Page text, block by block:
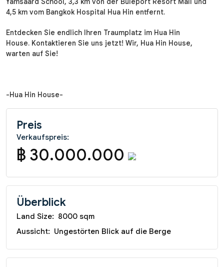
4,5 km vom Bangkok Hospital Hua Hin entfernt.
Entdecken Sie endlich Ihren Traumplatz im Hua Hin
House. Kontaktieren Sie uns jetzt! Wir, Hua Hin House,
warten auf Sie!
-Hua Hin House-
Preis
Verkaufspreis:
฿ 30.000.000
Überblick
Land Size: 8000 sqm
Aussicht: Ungestörten Blick auf die Berge